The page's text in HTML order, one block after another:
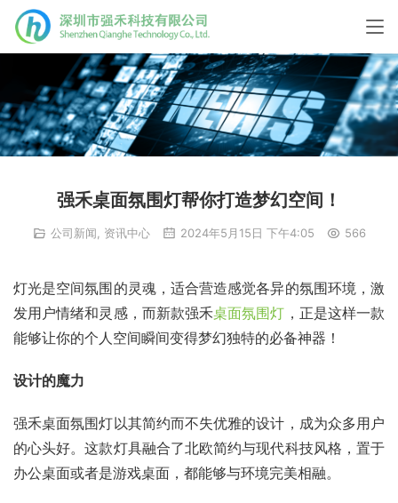
强禾桌面氛围灯帮你打造梦幻空间！
公司新闻 资讯中心 2024年5月15日 下午4:05 566
灯光是空间氛围的灵魂，适合营造感觉各异的氛围环境，激
发用户情绪和灵感，而新款强禾桌面氛围灯 ，正是这样一款
能够让你的个人空间瞬间变得梦幻独特的必备神器！
设计的魔力
强禾桌面氛围灯以其简约而不失优雅的设计，成为众多用户
的心头好。这款灯具融合了北欧简约与现代科技风格，置于
办公桌面或者是游戏桌面，都能够与环境完美相融。